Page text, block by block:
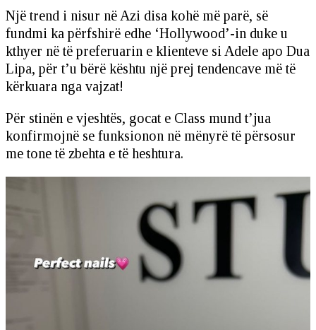
Një trend i nisur në Azi disa kohë më parë, së
fundmi ka përfshirë edhe ‘Hollywood’-in duke u
kthyer në të preferuarin e klienteve si Adele apo Dua
Lipa, për t’u bërë kështu një prej tendencave më të
kërkuara nga vajzat!
Për stinën e vjeshtës, gocat e Class mund t’jua
konfirmojnë se funksionon në mënyrë të përsosur
me tone të zbehta e të heshtura.